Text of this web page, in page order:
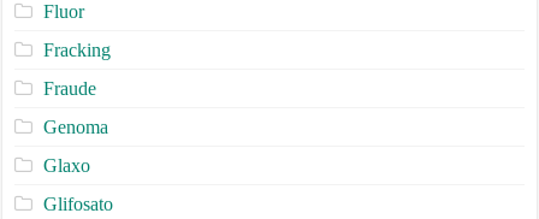
Fluor
Fracking
Fraude
Genoma
Glaxo
Glifosato